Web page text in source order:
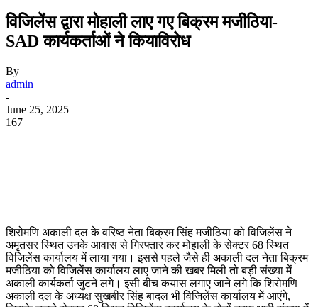
विजिलेंस द्वारा मोहाली लाए गए बिक्रम मजीठिया-
SAD कार्यकर्ताओं ने कियाविरोध
By
admin
-
June 25, 2025
167
शिरोमणि अकाली दल के वरिष्ठ नेता बिक्रम सिंह मजीठिया को विजिलेंस ने
अमृतसर स्थित उनके आवास से गिरफ्तार कर मोहाली के सेक्टर 68 स्थित
विजिलेंस कार्यालय में लाया गया। इससे पहले जैसे ही अकाली दल नेता बिक्रम
मजीठिया को विजिलेंस कार्यालय लाए जाने की खबर मिली तो बड़ी संख्या में
अकाली कार्यकर्ता जुटने लगे। इसी बीच कयास लगाए जाने लगे कि शिरोमणि
अकाली दल के अध्यक्ष सुखबीर सिंह बादल भी विजिलेंस कार्यालय में आएंगे,